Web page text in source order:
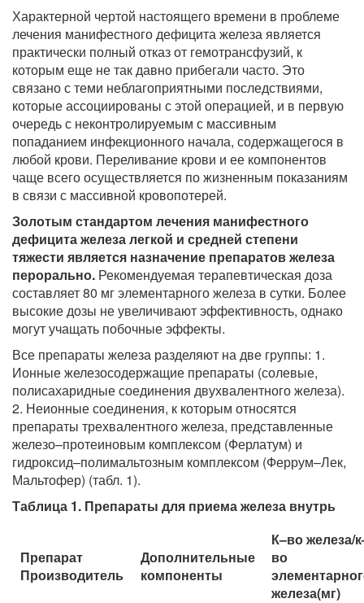
Характерной чертой настоящего времени в проблеме
лечения манифестного дефицита железа является
практически полный отказ от гемотрансфузий, к
которым еще не так давно прибегали часто. Это
связано с теми неблагоприятными последствиями,
которые ассоциированы с этой операцией, и в первую
очередь с неконтролируемым с массивным
попаданием инфекционного начала, содержащегося в
любой крови. Переливание крови и ее компонентов
чаще всего осуществляется по жизненным показаниям
в связи с массивной кровопотерей.
Золотым стандартом лечения манифестного
дефицита железа легкой и средней степени
тяжести является назначение препаратов железа
перорально. Рекомендуемая терапевтическая доза
составляет 80 мг элементарного железа в сутки. Более
высокие дозы не увеличивают эффективность, однако
могут учащать побочные эффекты.
Все препараты железа разделяют на две группы: 1.
Ионные железосодержащие препараты (солевые,
полисахаридные соединения двухвалентного железа).
2. Неионные соединения, к которым относятся
препараты трехвалентного железа, представленные
железо–протеиновым комплексом (Ферлатум) и
гидроксид–полимальтозным комплексом (Феррум–Лек,
Мальтофер) (табл. 1).
Таблица 1. Препараты для приема железа внутрь
Препарат
Производитель
Дополнительные
компоненты
К–во железа/
во
железа(мг)